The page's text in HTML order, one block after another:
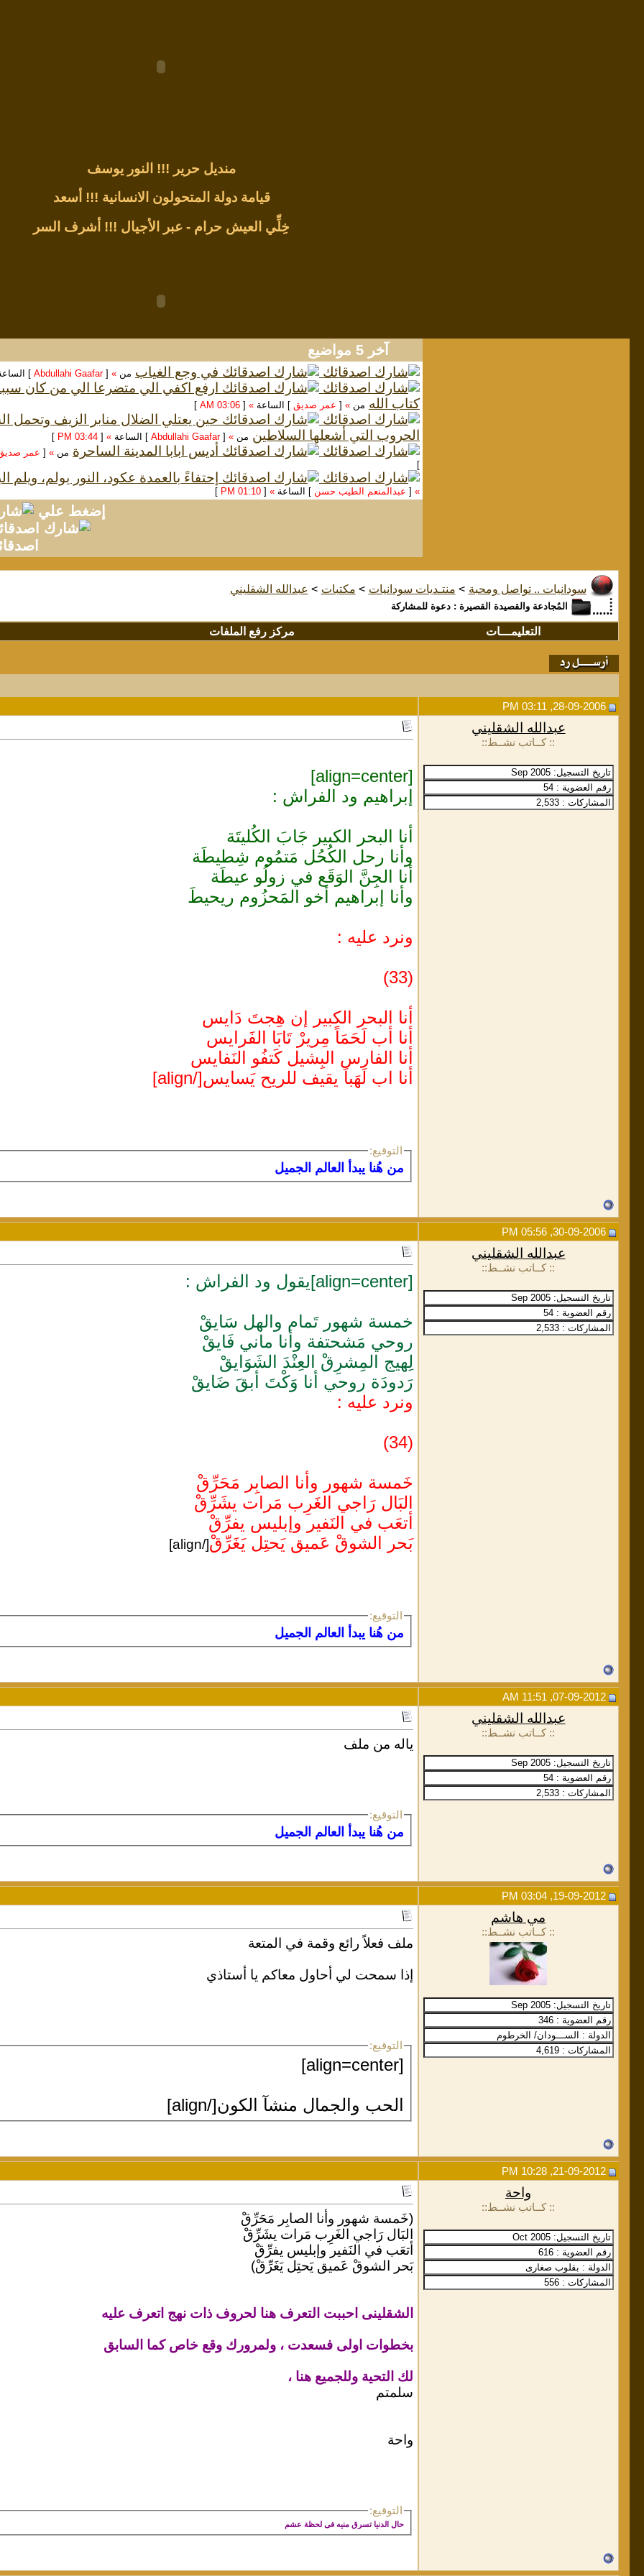
منديل حرير !!! النور يوسف
قيامة دولة المتحولون الانسانية !!! أسعد
خِلِّي العيش حرام - عبر الأجيال !!! أشرف السر
آخر 5 مواضيع
في وجع الغياب من »
[
Abdullahi Gaafar
]
ارفع اكفي الي متضرعا الي من كان
كتاب الله من »
[عمر صديق ] الساعة »
[
03:06 AM
]
حين يعتلي الضلال منابر الزيف وتحمل
الحروب التي أشعلها السلاطين من »
[
Abdullahi Gaafar ] الساعة »
[
03:44 PM
]
أديس ابابا المدينة الساحرة من »
[عمر
]
إحتفاءً بالعمدة عكود، النور يولم، ويلم
»
[عبدالمنعم الطيب حسن ] الساعة »
[
01:10 PM
]
إضغط علي
سودانيات .. تواصل ومحبة > منتـديات سودانيات > مكتبات > عبدالله الشقليني
المُجادعة والقصيدة القصيرة : دعوة للمشاركة
التعليمـــات مركز رفع الملفات
28-09-2006, 03:11 PM
عبدالله الشقليني
:: كــاتب نشــط::
[align=center]
إبراهيم ود الفراش :
أنا البحر الكبير جَابَ الكُليتَة
وأنا رحل الكُحُل مَتمُوم شِطيطَة
أنا الجِنَّ الوَقَع في زولُو عيطَة
وأنا إبراهيم أخو المَحزُوم ريحيطَ
ونرد عليه :
(33)
أنا البحر الكبير إن هِجتَ دَايس
أنا أب لَحَمَاً مِريرْ تَابَا الفَرايس
أنا الفارس البِشيل كَتفُو النَفايس
أنا اب لَهَباً يقيف للريح يَسايس[/align]
التوقيع:
من هُنا يبدأ العالم الجميل
30-09-2006, 05:56 PM
عبدالله الشقليني
:: كــاتب نشــط::
[align=center]يقول ود الفراش :
خمسة شهور تَمام والهل سَايقْ
روحي مَشحتفة وأنا ماني فَايقْ
لِهيج المِشرِقْ العِنْدَ الشَوَايقْ
رَدودَة روحي أنا وَكْتَ أبقَ ضَايقْ
ونرد عليه :
(34)
خَمسة شهور وأنا الصابِر مَحَرِّقْ
البَال رَاجي الغَرِب مَرات يشَرِّقْ
أتعَب في النَفير وإبليس يفرِّقْ
بَحر الشوقْ عَميق يَحتِل يَغَرِّقْ[/align]
التوقيع:
من هُنا يبدأ العالم الجميل
07-09-2012, 11:51 AM
عبدالله الشقليني
:: كــاتب نشــط::
ياله من ملف
التوقيع:
من هُنا يبدأ العالم الجميل
19-09-2012, 03:04 PM
مي هاشم
:: كــاتب نشــط::
ملف فعلاً رائع وقمة في المتعة
إذا سمحت لي أحاول معاكم يا أستاذي
التوقيع:
[align=center]
الحب والجمال منشآ الكون[/align]
21-09-2012, 10:28 PM
واحة
:: كــاتب نشــط::
(خَمسة شهور وأنا الصابِر مَحَرِّقْ
البَال رَاجي الغَرِب مَرات يشَرِّقْ
أتعَب في النَفير وإبليس يفرِّقْ
بَحر الشوقْ عَميق يَحتِل يَغَرِّقْ)
الشقلينى احببت التعرف هنا لحروف ذات نهج اتعرف عليه
بخطوات اولى فسعدت ، ولمرورك وقع خاص كما السابق
لك التحية وللجميع هنا ،
سلمتم
واحة
التوقيع:
حال الدنيا تسرق منيه فى لحظة عشم